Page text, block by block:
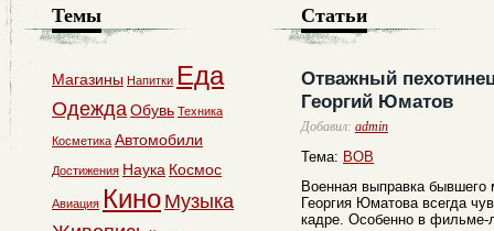
Статьи
Отважный
Георгий Юматов
Добавил: admin
Тема: ВОВ
Военная выправка бывшего
Георгия Юматова всегда
кадре. Особенно в
Темы
Магазины Напитки Еда
ОдеждаОбувь Техника
Косметика Автомобили
Достижения Наука Космос
Авиация Кино Музыка